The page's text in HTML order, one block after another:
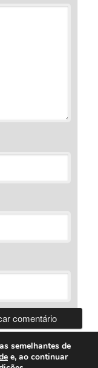
semelhantes de
e, ao continuar